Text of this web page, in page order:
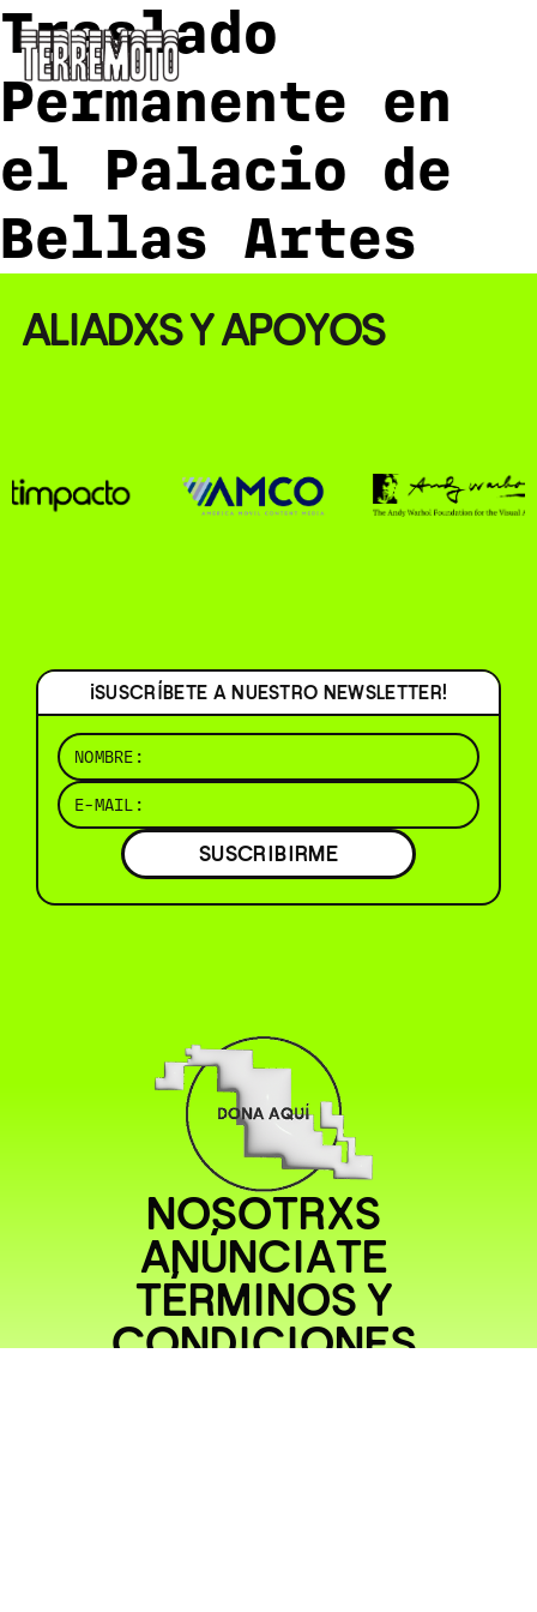
Traslado
Permanente en
el Palacio de
Bellas Artes
ALIADXS Y APOYOS
¡SUSCRÍBETE A NUESTRO NEWSLETTER!
SUSCRIBIRME
NOSOTRXS
ANÚNCIATE
TÉRMINOS Y
CONDICIONES